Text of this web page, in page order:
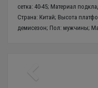
сетка: 40-45; Материал
Страна: Китай; Высота
демисезон; Пол: мужчины;